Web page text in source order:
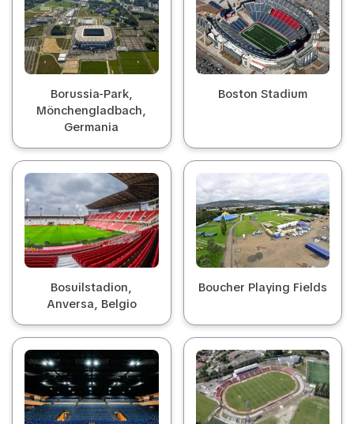
Borussia-Park,
Mönchengladbach,
Germania
Boston Stadium
Bosuilstadion,
Anversa, Belgio
Boucher Playing Fields